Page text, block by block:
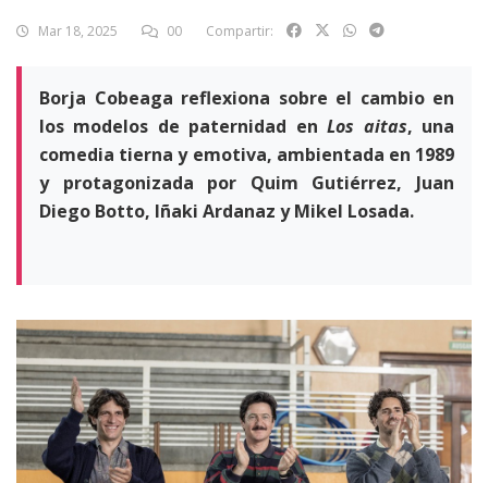
Mar 18, 2025 00 Compartir:
Borja Cobeaga reflexiona sobre el cambio en
los modelos de paternidad enLos aitas, una
comedia tierna y emotiva, ambientada en 1989
y protagonizada por Quim Gutiérrez, Juan
Diego Botto, Iñaki Ardanaz y Mikel Losada.